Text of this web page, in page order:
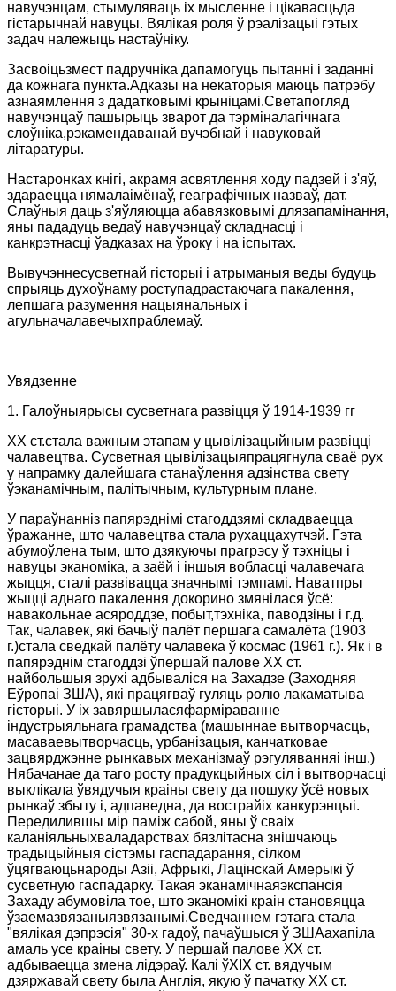
навучэнцам, стымуляваць іх мысленне і цікавасцьда
гістарычнай навуцы. Вялікая роля ў рэалізацыі гэтых
задач належыць настаўніку.
Засвоіцьзмест падручніка дапамогуць пытанні і заданні
да кожнага пункта.Адказы на некаторыя маюць патрэбу
азнаямлення з дадатковымі крыніцамі.Светапогляд
навучэнцаў пашырыць зварот да тэрміналагічнага
слоўніка,рэкамендаванай вучэбнай і навуковай
літаратуры.
Настаронках кнігі, акрамя асвятлення ходу падзей і з'яў,
здараецца нямалаімёнаў, геаграфічных назваў, дат.
Слаўныя даць з'яўляюцца абавязковымі длязапамінання,
яны пададуць ведаў навучэнцаў складнасці і
канкрэтнасці ўадказах на ўроку і на іспытах.
Вывучэннесусветнай гісторыі і атрыманыя веды будуць
спрыяць духоўнаму роступадрастаючага пакалення,
лепшага разумення нацыянальных і
агульначалавечыхпраблемаў.
Увядзенне
1. Галоўныярысы сусветнага развіцця ў 1914-1939 гг
ХХ ст.стала важным этапам у цывілізацыйным развіцці
чалавецтва. Сусветная цывілізацыяпрацягнула сваё рух
у напрамку далейшага станаўлення адзінства свету
ўэканамічным, палітычным, культурным плане.
У параўнанніз папярэднімі стагоддзямі складваецца
ўражанне, што чалавецтва стала рухаццахутчэй. Гэта
абумоўлена тым, што дзякуючы прагрэсу ў тэхніцы і
навуцы эканоміка, а заёй і іншыя вобласці чалавечага
жыцця, сталі развівацца значнымі тэмпамі. Наватпры
жыцці аднаго пакалення докорино змянілася ўсё:
навакольнае асяроддзе, побыт,тэхніка, паводзіны і г.д.
Так, чалавек, які бачыў палёт першага самалёта (1903
г.)стала сведкай палёту чалавека ў космас (1961 г.). Як і в
папярэднім стагоддзі ўпершай палове ХХ ст.
найбольшыя зрухі адбываліся на Захадзе (Заходняя
Еўропаі ЗША), які працягваў гуляць ролю лакаматыва
гісторыі. У іх завяршыласяфарміраванне
індустрыяльнага грамадства (машыннае вытворчасць,
масаваевытворчасць, урбанізацыя, канчатковае
зацвярджэнне рынкавых механізмаў рэгуляванняі інш.)
Нябачанае да таго росту прадукцыйных сіл і вытворчасці
выклікала ўвядучыя краiны свету да пошуку ўсё новых
рынкаў збыту i, адпаведна, да вострайіх канкурэнцыі.
Передилившы мір паміж сабой, яны ў сваіх
каланіяльныхваладарствах бязлітасна знішчаюць
традыцыйныя сістэмы гаспадарання, сілком
ўцягваюцьнароды Азіі, Афрыкі, Лацінскай Амерыкі ў
сусветную гаспадарку. Такая эканамічнаяэкспансія
Захаду абумовіла тое, што эканомікі краін становяцца
ўзаемазвязаныязвязанымі.Сведчаннем гэтага стала
"вялікая дэпрэсія" 30-х гадоў, пачаўшыся ў ЗШАахапіла
амаль усе краіны свету. У першай палове ХХ ст.
адбываецца змена лідэраў. Калі ўXIX ст. вядучым
дзяржавай свету была Англія, якую ў пачатку ХХ ст.